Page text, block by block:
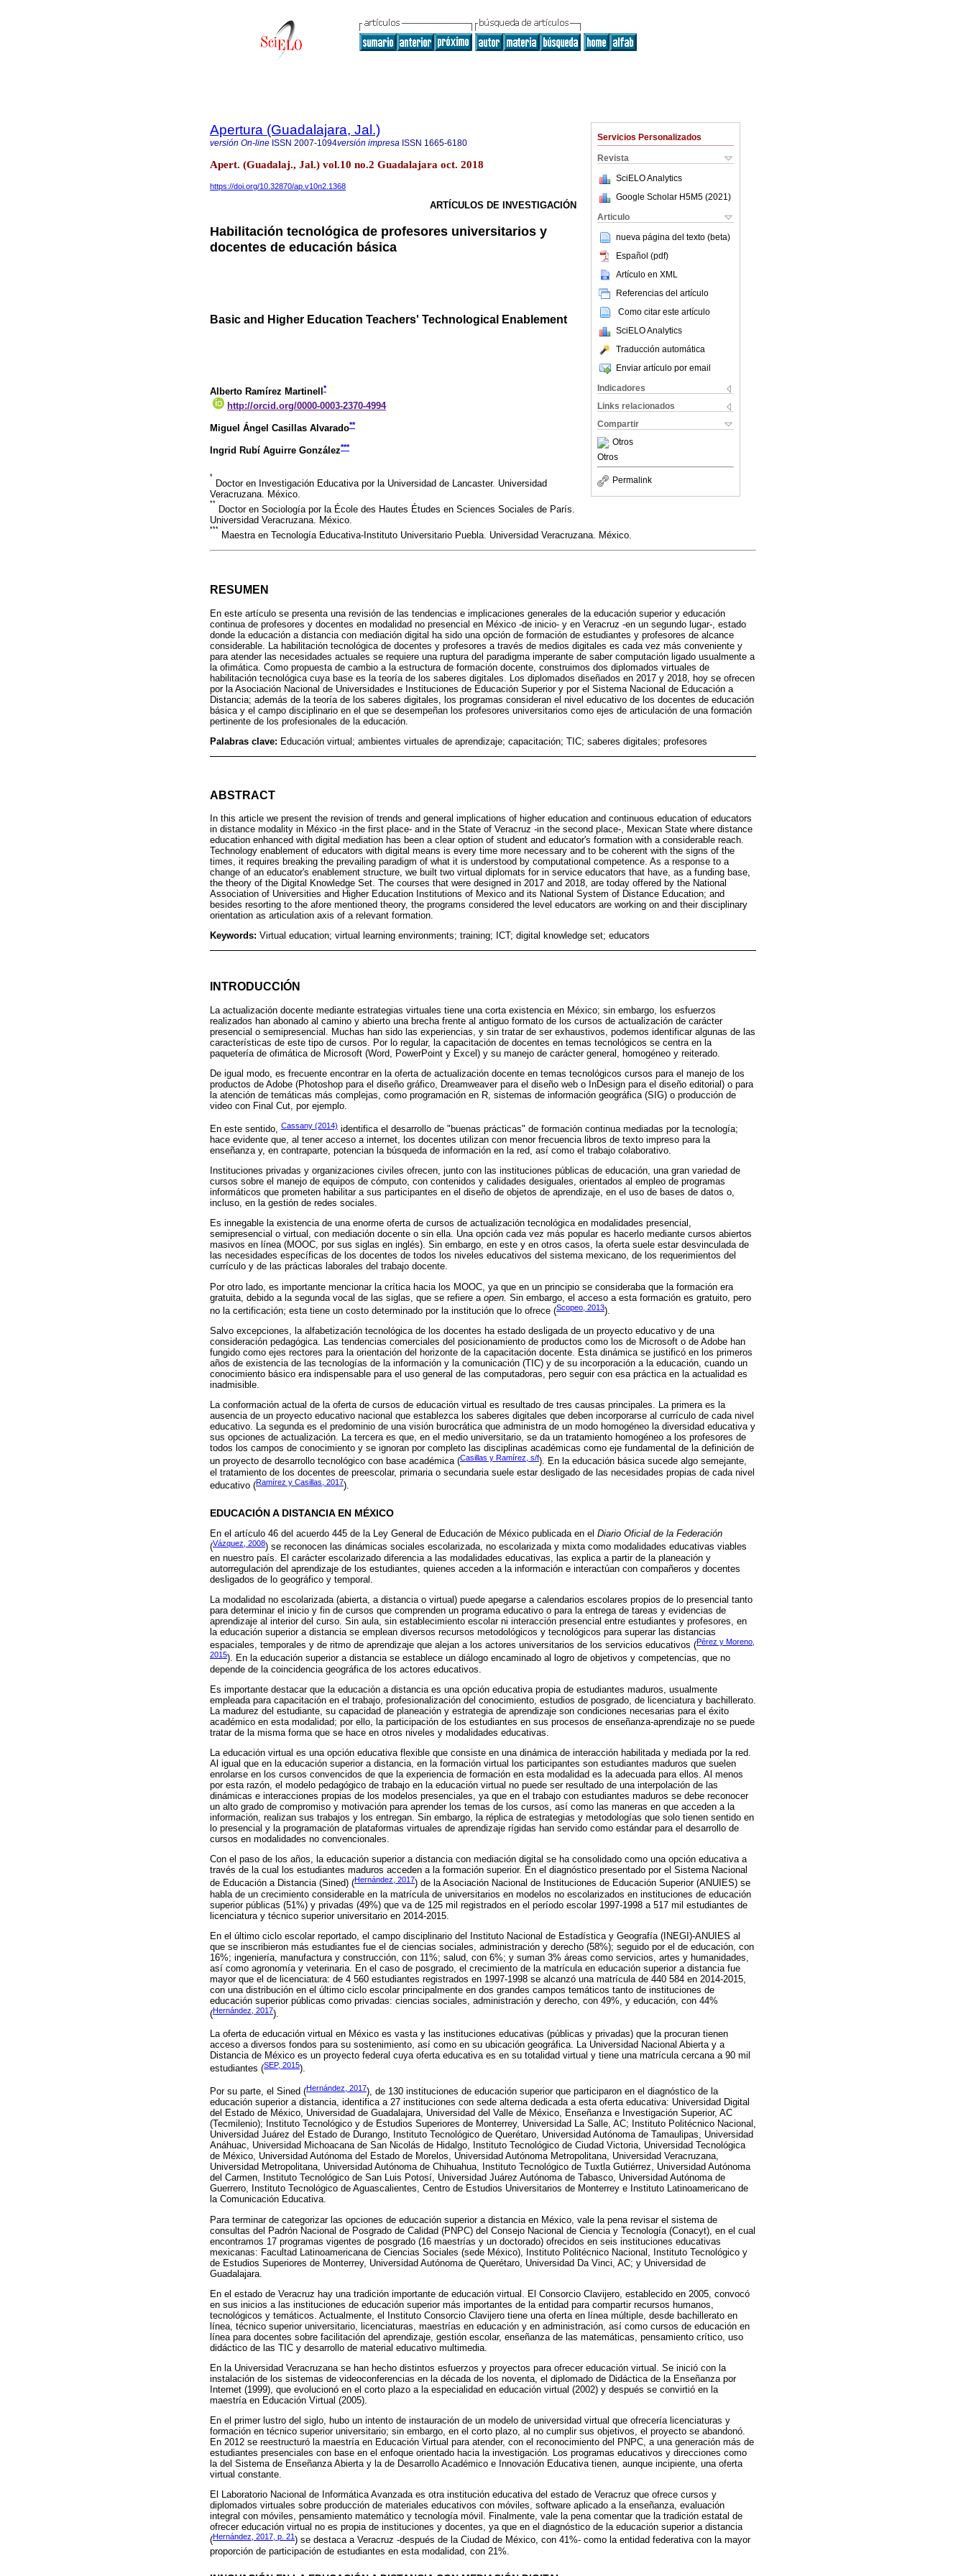
Servicios Personalizados
Revista
SciELO Analytics
Google Scholar H5M5 (2021 )
Articulo
nueva página del texto (beta)
Español (pdf)
Artículo en XML
Referencias del artículo
Como citar este artículo
SciELO Analytics
Traducción automática
Enviar artículo por email
Indicadores
Links relacionados
Compartir
Otros
Otros
Permalink
Apertura (Guadalajara, Jal.)
versión On-line ISSN 2007-1094versión impresa ISSN 1665-6180
Apert. (Guadalaj., Jal.) vol.10 no.2 Guadalajara oct. 2018
https://doi.org/10.32870/ap.v10n2.1368
ARTÍCULOS DE INVESTIGACIÓN
Habilitación tecnológica de profesores universitarios y
docentes de educación básica
Basic and Higher Education Teachers' Technological Enablement
Alberto Ramírez Martinell *
http://orcid.org/0000-0003-2370-4994
Miguel Ángel Casillas Alvarado**
Ingrid Rubí Aguirre González***
*
Doctor en Investigación Educativa por la Universidad de Lancaster. Universidad
Veracruzana. México.
**
Doctor en Sociología por la École des Hautes Études en Sciences Sociales de París.
Universidad Veracruzana. México.
***
Maestra en Tecnología Educativa-Instituto Universitario Puebla. Universidad Veracruzana. México.
RESUMEN
En este artículo se presenta una revisión de las tendencias e implicaciones generales de la educación superior y educación
continua de profesores y docentes en modalidad no presencial en México -de inicio- y en Veracruz -en un segundo lugar-, estado
donde la educación a distancia con mediación digital ha sido una opción de formación de estudiantes y profesores de alcance
considerable. La habilitación tecnológica de docentes y profesores a través de medios digitales es cada vez más conveniente y
para atender las necesidades actuales se requiere una ruptura del paradigma imperante de saber computación ligado usualmente a
la ofimática. Como propuesta de cambio a la estructura de formación docente, construimos dos diplomados virtuales de
habilitación tecnológica cuya base es la teoría de los saberes digitales. Los diplomados diseñados en 2017 y 2018, hoy se ofrecen
por la Asociación Nacional de Universidades e Instituciones de Educación Superior y por el Sistema Nacional de Educación a
Distancia; además de la teoría de los saberes digitales, los programas consideran el nivel educativo de los docentes de educación
básica y el campo disciplinario en el que se desempeñan los profesores universitarios como ejes de articulación de una formación
pertinente de los profesionales de la educación.
Palabras clave: Educación virtual; ambientes virtuales de aprendizaje; capacitación; TIC; saberes digitales; profesores
ABSTRACT
In this article we present the revision of trends and general implications of higher education and continuous education of educators
in distance modality in México -in the first place- and in the State of Veracruz -in the second place-, Mexican State where distance
education enhanced with digital mediation has been a clear option of student and educator's formation with a considerable reach.
Technology enablement of educators with digital means is every time more necessary and to be coherent with the signs of the
times, it requires breaking the prevailing paradigm of what it is understood by computational competence. As a response to a
change of an educator's enablement structure, we built two virtual diplomats for in service educators that have, as a funding base,
the theory of the Digital Knowledge Set. The courses that were designed in 2017 and 2018, are today offered by the National
Association of Universities and Higher Education Institutions of Mexico and its National System of Distance Education; and
besides resorting to the afore mentioned theory, the programs considered the level educators are working on and their disciplinary
orientation as articulation axis of a relevant formation.
Keywords: Virtual education; virtual learning environments; training; ICT; digital knowledge set; educators
INTRODUCCIÓN
La actualización docente mediante estrategias virtuales tiene una corta existencia en México; sin embargo, los esfuerzos
realizados han abonado al camino y abierto una brecha frente al antiguo formato de los cursos de actualización de carácter
presencial o semipresencial. Muchas han sido las experiencias, y sin tratar de ser exhaustivos, podemos identificar algunas de las
características de este tipo de cursos. Por lo regular, la capacitación de docentes en temas tecnológicos se centra en la
paquetería de ofimática de Microsoft (Word, PowerPoint y Excel) y su manejo de carácter general, homogéneo y reiterado.
De igual modo, es frecuente encontrar en la oferta de actualización docente en temas tecnológicos cursos para el manejo de los
productos de Adobe (Photoshop para el diseño gráfico, Dreamweaver para el diseño web o InDesign para el diseño editorial) o para
la atención de temáticas más complejas, como programación en R, sistemas de información geográfica (SIG) o producción de
video con Final Cut, por ejemplo.
En este sentido, Cassany (2014) identifica el desarrollo de "buenas prácticas" de formación continua mediadas por la tecnología;
hace evidente que, al tener acceso a internet, los docentes utilizan con menor frecuencia libros de texto impreso para la
enseñanza y, en contraparte, potencian la búsqueda de información en la red, así como el trabajo colaborativo.
Instituciones privadas y organizaciones civiles ofrecen, junto con las instituciones públicas de educación, una gran variedad de
cursos sobre el manejo de equipos de cómputo, con contenidos y calidades desiguales, orientados al empleo de programas
informáticos que prometen habilitar a sus participantes en el diseño de objetos de aprendizaje, en el uso de bases de datos o,
incluso, en la gestión de redes sociales.
Es innegable la existencia de una enorme oferta de cursos de actualización tecnológica en modalidades presencial,
semipresencial o virtual, con mediación docente o sin ella. Una opción cada vez más popular es hacerlo mediante cursos abiertos
masivos en línea (MOOC, por sus siglas en inglés). Sin embargo, en este y en otros casos, la oferta suele estar desvinculada de
las necesidades específicas de los docentes de todos los niveles educativos del sistema mexicano, de los requerimientos del
currículo y de las prácticas laborales del trabajo docente.
Por otro lado, es importante mencionar la crítica hacia los MOOC, ya que en un principio se consideraba que la formación era
gratuita, debido a la segunda vocal de las siglas, que se refiere a open. Sin embargo, el acceso a esta formación es gratuito, pero
no la certificación; esta tiene un costo determinado por la institución que lo ofrece (Scopeo, 2013).
Salvo excepciones, la alfabetización tecnológica de los docentes ha estado desligada de un proyecto educativo y de una
consideración pedagógica. Las tendencias comerciales del posicionamiento de productos como los de Microsoft o de Adobe han
fungido como ejes rectores para la orientación del horizonte de la capacitación docente. Esta dinámica se justificó en los primeros
años de existencia de las tecnologías de la información y la comunicación (TIC) y de su incorporación a la educación, cuando un
conocimiento básico era indispensable para el uso general de las computadoras, pero seguir con esa práctica en la actualidad es
inadmisible.
La conformación actual de la oferta de cursos de educación virtual es resultado de tres causas principales. La primera es la
ausencia de un proyecto educativo nacional que establezca los saberes digitales que deben incorporarse al currículo de cada nivel
educativo. La segunda es el predominio de una visión burocrática que administra de un modo homogéneo la diversidad educativa y
sus opciones de actualización. La tercera es que, en el medio universitario, se da un tratamiento homogéneo a los profesores de
todos los campos de conocimiento y se ignoran por completo las disciplinas académicas como eje fundamental de la definición de
un proyecto de desarrollo tecnológico con base académica (Casillas y Ramírez, s/f). En la educación básica sucede algo semejante,
el tratamiento de los docentes de preescolar, primaria o secundaria suele estar desligado de las necesidades propias de cada nivel
educativo (Ramírez y Casillas, 2017).
EDUCACIÓN A DISTANCIA EN MÉXICO
En el artículo 46 del acuerdo 445 de la Ley General de Educación de México publicada en el Diario Oficial de la Federación
(Vázquez, 2008) se reconocen las dinámicas sociales escolarizada, no escolarizada y mixta como modalidades educativas viables
en nuestro país. El carácter escolarizado diferencia a las modalidades educativas, las explica a partir de la planeación y
autorregulación del aprendizaje de los estudiantes, quienes acceden a la información e interactúan con compañeros y docentes
desligados de lo geográfico y temporal.
La modalidad no escolarizada (abierta, a distancia o virtual) puede apegarse a calendarios escolares propios de lo presencial tanto
para determinar el inicio y fin de cursos que comprenden un programa educativo o para la entrega de tareas y evidencias de
aprendizaje al interior del curso. Sin aula, sin establecimiento escolar ni interacción presencial entre estudiantes y profesores, en
la educación superior a distancia se emplean diversos recursos metodológicos y tecnológicos para superar las distancias
espaciales, temporales y de ritmo de aprendizaje que alejan a los actores universitarios de los servicios educativos (Pérez y Moreno,
2015). En la educación superior a distancia se establece un diálogo encaminado al logro de objetivos y competencias, que no
depende de la coincidencia geográfica de los actores educativos.
Es importante destacar que la educación a distancia es una opción educativa propia de estudiantes maduros, usualmente
empleada para capacitación en el trabajo, profesionalización del conocimiento, estudios de posgrado, de licenciatura y bachillerato.
La madurez del estudiante, su capacidad de planeación y estrategia de aprendizaje son condiciones necesarias para el éxito
académico en esta modalidad; por ello, la participación de los estudiantes en sus procesos de enseñanza-aprendizaje no se puede
tratar de la misma forma que se hace en otros niveles y modalidades educativas.
La educación virtual es una opción educativa flexible que consiste en una dinámica de interacción habilitada y mediada por la red.
Al igual que en la educación superior a distancia, en la formación virtual los participantes son estudiantes maduros que suelen
enrolarse en los cursos convencidos de que la experiencia de formación en esta modalidad es la adecuada para ellos. Al menos
por esta razón, el modelo pedagógico de trabajo en la educación virtual no puede ser resultado de una interpolación de las
dinámicas e interacciones propias de los modelos presenciales, ya que en el trabajo con estudiantes maduros se debe reconocer
un alto grado de compromiso y motivación para aprender los temas de los cursos, así como las maneras en que acceden a la
información, realizan sus trabajos y los entregan. Sin embargo, la réplica de estrategias y metodologías que solo tienen sentido en
lo presencial y la programación de plataformas virtuales de aprendizaje rígidas han servido como estándar para el desarrollo de
cursos en modalidades no convencionales.
Con el paso de los años, la educación superior a distancia con mediación digital se ha consolidado como una opción educativa a
través de la cual los estudiantes maduros acceden a la formación superior. En el diagnóstico presentado por el Sistema Nacional
de Educación a Distancia (Sined) (Hernández, 2017) de la Asociación Nacional de Instituciones de Educación Superior (ANUIES) se
habla de un crecimiento considerable en la matrícula de universitarios en modelos no escolarizados en instituciones de educación
superior públicas (51%) y privadas (49%) que va de 125 mil registrados en el período escolar 1997-1998 a 517 mil estudiantes de
licenciatura y técnico superior universitario en 2014-2015.
En el último ciclo escolar reportado, el campo disciplinario del Instituto Nacional de Estadística y Geografía (INEGI)-ANUIES al
que se inscribieron más estudiantes fue el de ciencias sociales, administración y derecho (58%); seguido por el de educación, con
16%; ingeniería, manufactura y construcción, con 11%; salud, con 6%; y suman 3% áreas como servicios, artes y humanidades,
así como agronomía y veterinaria. En el caso de posgrado, el crecimiento de la matrícula en educación superior a distancia fue
mayor que el de licenciatura: de 4 560 estudiantes registrados en 1997-1998 se alcanzó una matrícula de 440 584 en 2014-2015,
con una distribución en el último ciclo escolar principalmente en dos grandes campos temáticos tanto de instituciones de
educación superior públicas como privadas: ciencias sociales, administración y derecho, con 49%, y educación, con 44%
(Hernández, 2017).
La oferta de educación virtual en México es vasta y las instituciones educativas (públicas y privadas) que la procuran tienen
acceso a diversos fondos para su sostenimiento, así como en su ubicación geográfica. La Universidad Nacional Abierta y a
Distancia de México es un proyecto federal cuya oferta educativa es en su totalidad virtual y tiene una matrícula cercana a 90 mil
estudiantes (SEP, 2015).
Por su parte, el Sined (Hernández, 2017), de 130 instituciones de educación superior que participaron en el diagnóstico de la
educación superior a distancia, identifica a 27 instituciones con sede alterna dedicada a esta oferta educativa: Universidad Digital
del Estado de México, Universidad de Guadalajara, Universidad del Valle de México, Enseñanza e Investigación Superior, AC
(Tecmilenio); Instituto Tecnológico y de Estudios Superiores de Monterrey, Universidad La Salle, AC; Instituto Politécnico Nacional,
Universidad Juárez del Estado de Durango, Instituto Tecnológico de Querétaro, Universidad Autónoma de Tamaulipas, Universidad
Anáhuac, Universidad Michoacana de San Nicolás de Hidalgo, Instituto Tecnológico de Ciudad Victoria, Universidad Tecnológica
de México, Universidad Autónoma del Estado de Morelos, Universidad Autónoma Metropolitana, Universidad Veracruzana,
Universidad Metropolitana, Universidad Autónoma de Chihuahua, Instituto Tecnológico de Tuxtla Gutiérrez, Universidad Autónoma
del Carmen, Instituto Tecnológico de San Luis Potosí, Universidad Juárez Autónoma de Tabasco, Universidad Autónoma de
Guerrero, Instituto Tecnológico de Aguascalientes, Centro de Estudios Universitarios de Monterrey e Instituto Latinoamericano de
la Comunicación Educativa.
Para terminar de categorizar las opciones de educación superior a distancia en México, vale la pena revisar el sistema de
consultas del Padrón Nacional de Posgrado de Calidad (PNPC) del Consejo Nacional de Ciencia y Tecnología (Conacyt), en el cual
encontramos 17 programas vigentes de posgrado (16 maestrías y un doctorado) ofrecidos en seis instituciones educativas
mexicanas: Facultad Latinoamericana de Ciencias Sociales (sede México), Instituto Politécnico Nacional, Instituto Tecnológico y
de Estudios Superiores de Monterrey, Universidad Autónoma de Querétaro, Universidad Da Vinci, AC; y Universidad de
Guadalajara.
En el estado de Veracruz hay una tradición importante de educación virtual. El Consorcio Clavijero, establecido en 2005, convocó
en sus inicios a las instituciones de educación superior más importantes de la entidad para compartir recursos humanos,
tecnológicos y temáticos. Actualmente, el Instituto Consorcio Clavijero tiene una oferta en línea múltiple, desde bachillerato en
línea, técnico superior universitario, licenciaturas, maestrías en educación y en administración, así como cursos de educación en
línea para docentes sobre facilitación del aprendizaje, gestión escolar, enseñanza de las matemáticas, pensamiento crítico, uso
didáctico de las TIC y desarrollo de material educativo multimedia.
En la Universidad Veracruzana se han hecho distintos esfuerzos y proyectos para ofrecer educación virtual. Se inició con la
instalación de los sistemas de videoconferencias en la década de los noventa, el diplomado de Didáctica de la Enseñanza por
Internet (1999), que evolucionó en el corto plazo a la especialidad en educación virtual (2002) y después se convirtió en la
maestría en Educación Virtual (2005).
En el primer lustro del siglo, hubo un intento de instauración de un modelo de universidad virtual que ofrecería licenciaturas y
formación en técnico superior universitario; sin embargo, en el corto plazo, al no cumplir sus objetivos, el proyecto se abandonó.
En 2012 se reestructuró la maestría en Educación Virtual para atender, con el reconocimiento del PNPC, a una generación más de
estudiantes presenciales con base en el enfoque orientado hacia la investigación. Los programas educativos y direcciones como
la del Sistema de Enseñanza Abierta y la de Desarrollo Académico e Innovación Educativa tienen, aunque incipiente, una oferta
virtual constante.
El Laboratorio Nacional de Informática Avanzada es otra institución educativa del estado de Veracruz que ofrece cursos y
diplomados virtuales sobre producción de materiales educativos con móviles, software aplicado a la enseñanza, evaluación
integral con móviles, pensamiento matemático y tecnología móvil. Finalmente, vale la pena comentar que la tradición estatal de
ofrecer educación virtual no es propia de instituciones y docentes, ya que en el diagnóstico de la educación superior a distancia
(Hernández, 2017, p. 21 ) se destaca a Veracruz -después de la Ciudad de México, con 41%- como la entidad federativa con la mayor
proporción de participación de estudiantes en esta modalidad, con 21%.